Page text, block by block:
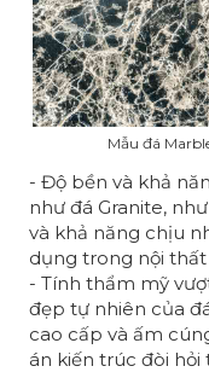
Mẫu đá
- Độ bền và khả
như đá Granite,
và khả năng chịu
dụng trong nội
- Tính thẩm mỹ
đẹp tự nhiên của
cao cấp và ấm
án kiến trúc đòi